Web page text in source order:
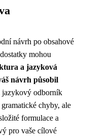
návrh po obsahové
mohou
a jazyková
návrh působil
jazykový odborník
chyby, ale
formulace a
pro vaše cílové